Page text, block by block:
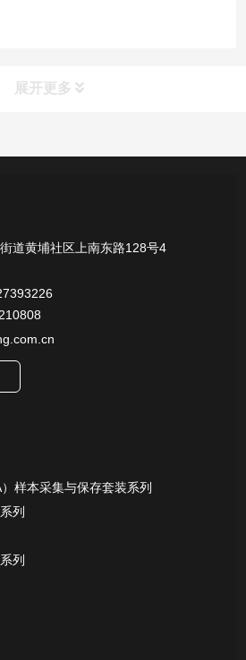
展开更多
用运输传媒介质）系列
本采集与保存套装系列
道黄埔社区上南东路128号4
样本采集与保存套装系列
列
列